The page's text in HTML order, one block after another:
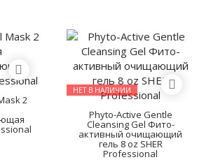
2
НЕТ В НАЛИЧИИ
Phyto-Active Gentle
Cleansing Gel Фито-
активный очищающий
гель 8 oz SHER
Professional